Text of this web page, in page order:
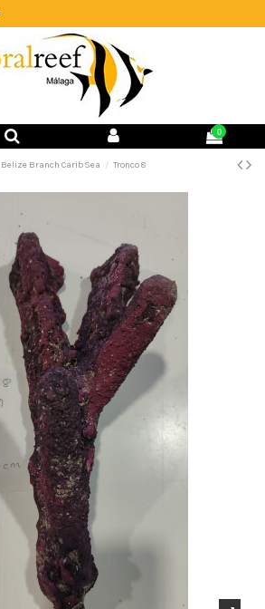
0
Belize Branch CaribSea Tronco 8